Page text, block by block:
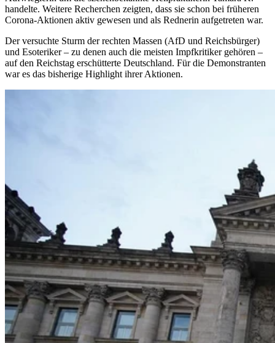
handelte. Weitere Recherchen zeigten, dass sie schon bei früheren
Corona-Aktionen aktiv gewesen und als Rednerin aufgetreten war.
Der versuchte Sturm der rechten Massen (AfD und Reichsbürger)
und Esoteriker – zu denen auch die meisten Impfkritiker gehören –
auf den Reichstag erschütterte Deutschland. Für die Demonstranten
war es das bisherige Highlight ihrer Aktionen.